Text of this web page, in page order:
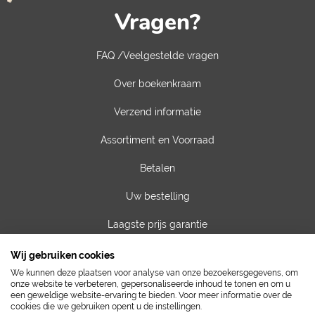
Vragen?
FAQ /Veelgestelde vragen
Over boekenkraam
Verzend informatie
Assortiment en Voorraad
Betalen
Uw bestelling
Laagste prijs garantie
Privacy van gegevens
Algemene voorwaarden
Contact
Wij gebruiken cookies
We kunnen deze plaatsen voor analyse van onze bezoekersgegevens, om
onze website te verbeteren, gepersonaliseerde inhoud te tonen en om u
een geweldige website-ervaring te bieden. Voor meer informatie over de
cookies die we gebruiken opent u de instellingen.